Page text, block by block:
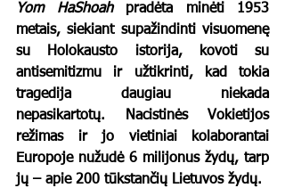
Yom HaShoah pradėta minėti 1953
metais, siekiant supažindinti visuomenę
su Holokausto istorija, kovoti su
antisemitizmu ir užtikrinti, kad tokia
tragedija daugiau niekada
nepasikartotų. Nacistinės Vokietijos
režimas ir jo vietiniai kolaborantai
Europoje nužudė 6 milijonus žydų, tarp
jų – apie 200 tūkstančių Lietuvos žydų.